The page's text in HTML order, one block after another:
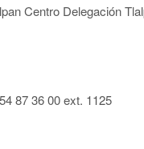
Centro Delegación
87 36 00 ext. 1125